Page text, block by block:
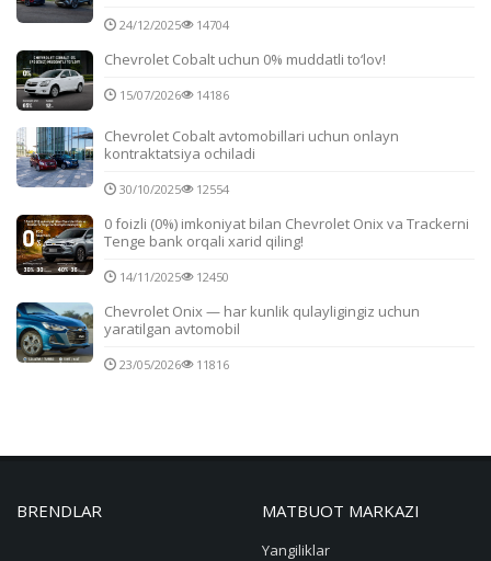
24/12/2025 14704
Chevrolet Cobalt uchun 0% muddatli to‘lov!
15/07/2026 14186
Chevrolet Cobalt avtomobillari uchun onlayn
kontraktatsiya ochiladi
30/10/2025 12554
0 foizli (0%) imkoniyat bilan Chevrolet Onix va Trackerni
Tenge bank orqali xarid qiling!
14/11/2025 12450
Chevrolet Onix — har kunlik qulayligingiz uchun
yaratilgan avtomobil
23/05/2026 11816
BRENDLAR MATBUOT MARKAZI
Yangiliklar